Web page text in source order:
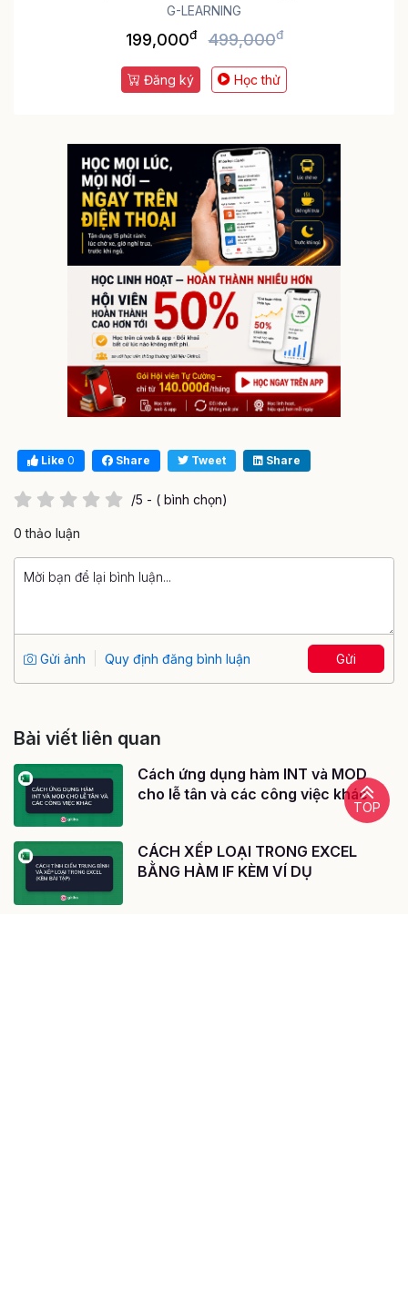
dân văn phòng
G-LEARNING
199,000đ 499,000đ
Đăng ký Học thử
Like 0 Share Tweet Share
/5 - ( bình chọn)
0 thảo luận
Gửi ảnh Quy định đăng bình luận Gửi
Bài viết liên quan
Cách ứng dụng hàm INT và MOD
cho lễ tân và các công việc khác
CÁCH XẾP LOẠI TRONG EXCEL
BẰNG HÀM IF KÈM VÍ DỤ
TOP